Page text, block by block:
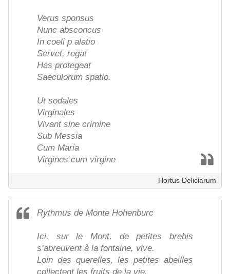
Verus sponsus
Nunc absconcus
In coeli p alatio
Servet, regat
Has protegeat
Saeculorum spatio.
Ut sodales
Virginales
Vivant sine crimine
Sub Messia
Cum Maria
Virgines cum virgine
Hortus Deliciarum
Rythmus de Monte Hohenburc
Ici, sur le Mont, de petites brebis
s’abreuvent à la fontaine, vive.
Loin des querelles, les petites abeilles
collectent les fruits de la vie.